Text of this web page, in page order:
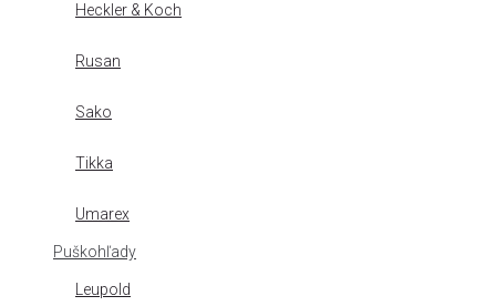
Heckler & Koch
Rusan
Sako
Tikka
Umarex
Puškohľady
Leupold